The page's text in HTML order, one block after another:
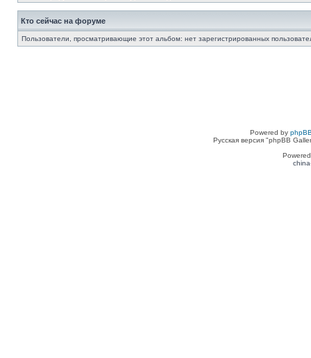
Кто сейчас на форуме
Пользователи, просматривающие этот альбом: нет зарегистрированных
Powered by
Русская версия "phpBB